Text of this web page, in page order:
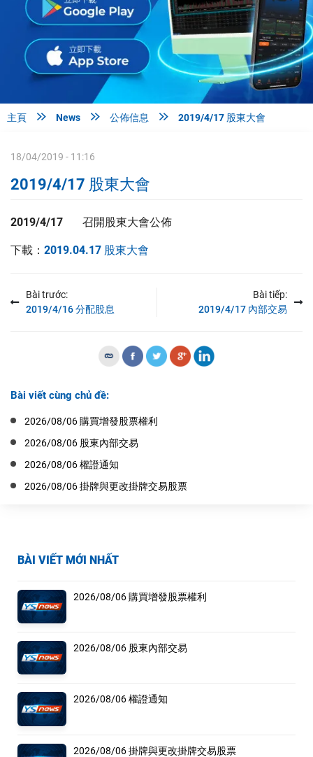
主頁  News  公佈信息  2019/4/17 股東大會
BÀI VIẾT MỚI NHẤT
2026/08/06 購買增發股票權利
2026/08/06 股東內部交易
2026/08/06 權證通知
2026/08/06 掛牌與更改掛牌交易股票
18/04/2019 - 11:16
2019/4/17 股東大會
2019/4/17 召開股東大會公佈
下載： 2019.04.17 股東大會
Bài trước:
2019/4/16 分配股息
Bài tiếp:
2019/4/17 內部交易
Bài viết cùng chủ đề:
2026/08/06 購買增發股票權利
2026/08/06 股東內部交易
2026/08/06 權證通知
2026/08/06 掛牌與更改掛牌交易股票